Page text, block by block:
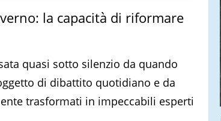
la capacità di riformare
quasi sotto silenzio da quando
di dibattito quotidiano e da
trasformati in impeccabili esperti